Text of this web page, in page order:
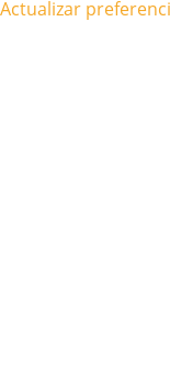
Actualizar